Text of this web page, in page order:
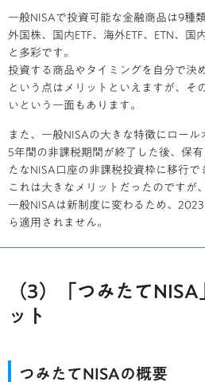
一般NISAで投資可能な金融商品は9種
外国株、国内ETF、海外ETF、ETN、国
と多彩です。
投資する商品やタイミングを自分で決
という点はメリットといえますが、そ
いという一面もあります。
また、一般NISAの大きな特徴にロー
5年間の非課税期間が終了した後、保
たなNISA口座の非課税投資枠に移行で
これは大きなメリットだったのですが
一般NISAは新制度に変わるため、
ら適用されません。
（3）「つみたて
ット
つみたてNISAの概要